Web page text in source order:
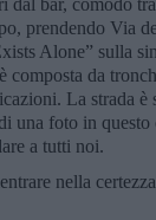
prendendo Via
Alone” sulla
composta da
La strada
una foto in
a tutti noi.
nella